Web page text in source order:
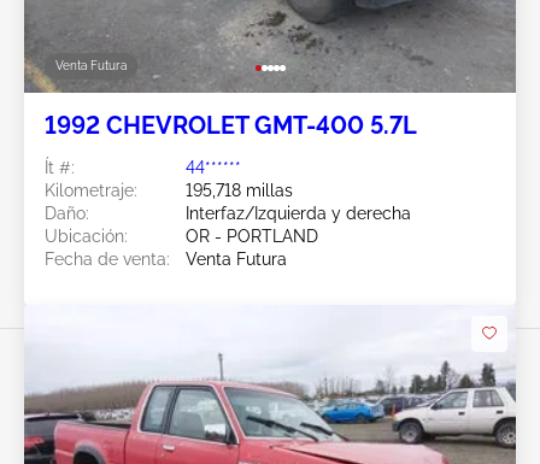
Venta Futura
1992 CHEVROLET GMT-400 5.7L
Ít #:
44******
Kilometraje:
195,718 millas
Daño:
Interfaz/Izquierda y derecha
Ubicación:
OR - PORTLAND
Fecha de venta:
Venta Futura